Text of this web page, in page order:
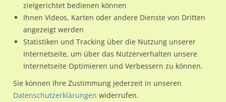
98544 / Zella-Mehlis, Stadt
Nutze günstige Werbemöglichkeiten am Standort Suhler
Str/B 62/Am Bahnhof/geg. Nr. 3/WE lks (City-Star) in Zella-
Mehlis, Stadt.
Wir erheben für jede unserer Werbeflächen individuelle und
zielgerichtet bedienen können
Ihnen Videos, Karten oder andere Dienste von Dritten
angezeigt werden
Statistiken und Tracking über die Nutzung unserer
Internetseite, um über das Nutzerverhalten unsere
Internetseite Optimieren und Verbessern zu können.
Sie können Ihre Zustimmung jederzeit in unseren
Datenschutzerklärungen widerrufen.